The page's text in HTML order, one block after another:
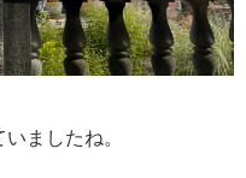
ましたね。